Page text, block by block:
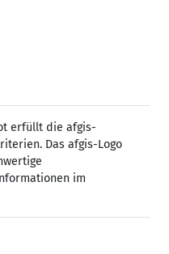
erfüllt die afgis-
Das afgis-Logo
im